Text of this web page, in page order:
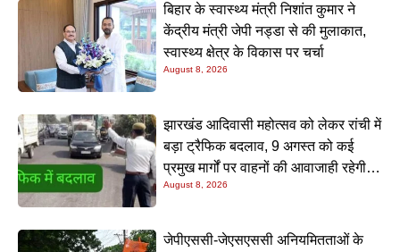
बिहार के स्वास्थ्य मंत्री निशांत कुमार ने
केंद्रीय मंत्री जेपी नड्डा से की मुलाकात,
स्वास्थ्य क्षेत्र के विकास पर चर्चा
August 8, 2026
झारखंड आदिवासी महोत्सव को लेकर रांची में
बड़ा ट्रैफिक बदलाव, 9 अगस्त को कई
प्रमुख मार्गों पर वाहनों की आवाजाही रहेगी
बंद
August 8, 2026
जेपीएससी-जेएसएससी अनियमितताओं के